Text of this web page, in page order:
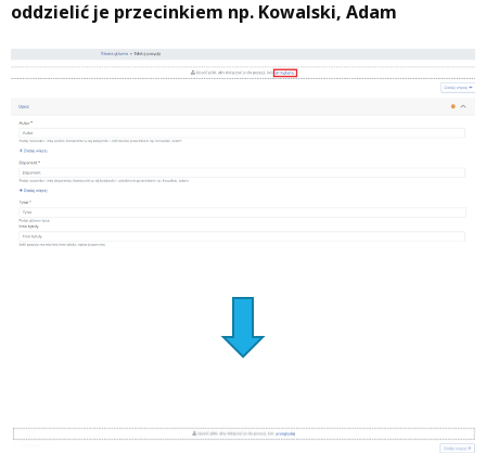
oddzielić je przecinkiem np. Kowalski, Adam